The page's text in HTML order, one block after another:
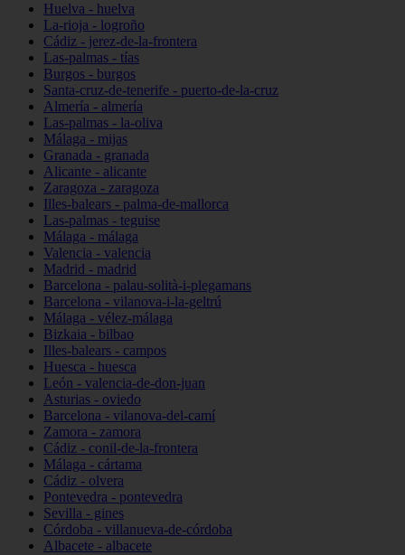
Huelva - huelva
La-rioja - logroño
Cádiz - jerez-de-la-frontera
Las-palmas - tías
Burgos - burgos
Santa-cruz-de-tenerife - puerto-de-la-cruz
Almería - almería
Las-palmas - la-oliva
Málaga - mijas
Granada - granada
Alicante - alicante
Zaragoza - zaragoza
Illes-balears - palma-de-mallorca
Las-palmas - teguise
Málaga - málaga
Valencia - valencia
Madrid - madrid
Barcelona - palau-solità-i-plegamans
Barcelona - vilanova-i-la-geltrú
Málaga - vélez-málaga
Bizkaia - bilbao
Illes-balears - campos
Huesca - huesca
León - valencia-de-don-juan
Asturias - oviedo
Barcelona - vilanova-del-camí
Zamora - zamora
Cádiz - conil-de-la-frontera
Málaga - cártama
Cádiz - olvera
Pontevedra - pontevedra
Sevilla - gines
Córdoba - villanueva-de-córdoba
Albacete - albacete